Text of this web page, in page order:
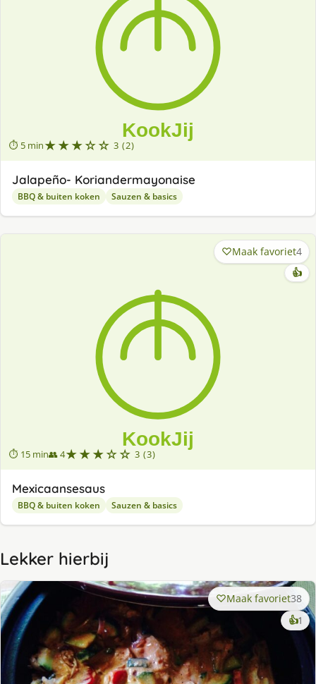
⏱ 5 min★★★☆☆ 3 (2)
Jalapeño- Koriandermayonaise
BBQ & buiten koken Sauzen & basics
⏱ 15 min👥 4★★★☆☆ 3 (3)
Maak favoriet4
👍
Mexicaansesaus
BBQ & buiten koken Sauzen & basics
Lekker hierbij
Maak favoriet38
👍1